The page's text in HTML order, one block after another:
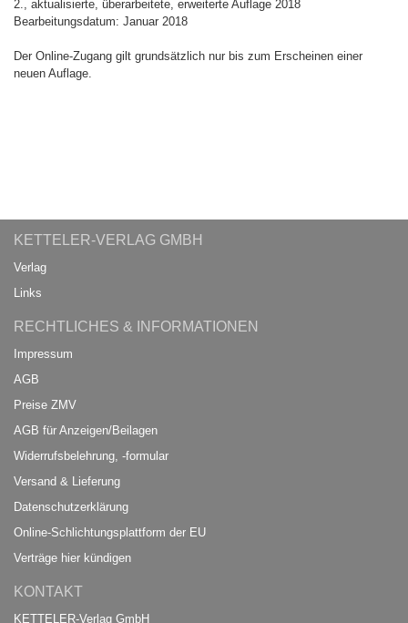
2., aktualisierte, überarbeitete, erweiterte Auflage 2018
Bearbeitungsdatum: Januar 2018
Der Online-Zugang gilt grundsätzlich nur bis zum Erscheinen einer
neuen Auflage.
KETTELER-VERLAG GMBH
Verlag
Links
RECHTLICHES & INFORMATIONEN
Impressum
AGB
Preise ZMV
AGB für Anzeigen/Beilagen
Widerrufsbelehrung, -formular
Versand & Lieferung
Datenschutzerklärung
Online-Schlichtungsplattform der EU
Verträge hier kündigen
KONTAKT
KETTELER-Verlag GmbH